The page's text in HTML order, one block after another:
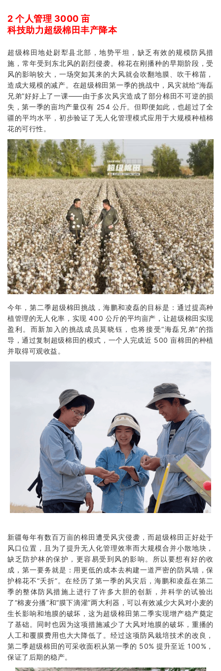
2 个人管理 3000 亩
科技助力超级棉田丰产降本
超级棉田地处尉犁县北部，地势平坦，缺乏有效的规模防风措
施，常年受到东北风的剧烈侵袭。棉花在刚播种的早期阶段，受
风的影响较大，一场突如其来的大风就会吹翻地膜、吹干棉苗，
造成大规模的减产。在超级棉田第一季的挑战中，风灾就给“海磊
兄弟”好好上了一课——由于多次风灾造成了部分棉田不可逆的损
失，第一季的亩均产量仅有 254 公斤。但即便如此，也超过了全
疆的平均水平，初步验证了无人化管理模式应用于大规模种植棉
花的可行性。
今年，第二季超级棉田挑战，海鹏和凌磊的目标是：通过提高种
植管理的无人化率，实现 400 公斤的平均亩产，让超级棉田实现
盈利。而新加入的挑战成员莫晓钰，也将接受“海磊兄弟”的指
导，通过复制超级棉田的模式，一个人完成近 500 亩棉田的种植
并取得可观收益。
新疆每年有数百万亩的棉田遭受风灾侵袭，而超级棉田正好处于
风口位置，且为了提升无人化管理效率而大规模合并小散地块，
缺乏防护林的保护，更容易受到风的影响。所以要想有好的收
成，第一要务就是：用更低的成本去构建一道严密的防风墙，保
护棉花不“夭折”。在经历了第一季的风灾后，海鹏和凌磊在第二
季的整体防风措施上进行了许多大胆的创新，并科学的试验出
了“棉麦分播”和“膜下滴灌”两大利器，可以有效减少大风对小麦的
生长影响和地膜的破坏，这为超级棉田第二季实现增产稳产奠定
了基础。同时也因为这项措施减少了大风对地膜的破坏，重播的
人工和覆膜费用也大大降低了。经过这项防风栽培技术的改良，
第二季超级棉田的可采收面积从第一季的 50% 提升至近 100%，
保证了后期的稳产。